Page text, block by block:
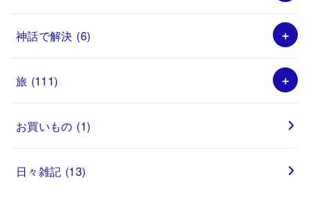
神話で解決 (6)
旅 (111)
お買いもの (1)
日々雑記 (13)